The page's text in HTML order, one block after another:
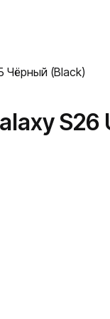
Чёрный (Black)